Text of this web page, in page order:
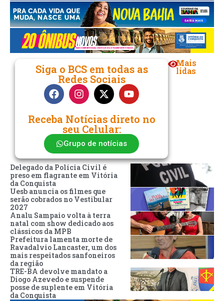
Siga o BCS em todas as
Redes Sociais
Receba Notícias direto no
seu Celular:
Grupo de notícias
Mais
lidas
Delegado da Polícia Civil é
preso em flagrante em Vitória
da Conquista
Uesb anuncia os filmes que
serão cobrados no Vestibular
2027
Analu Sampaio volta à terra
natal com show dedicado aos
clássicos da MPB
Prefeitura lamenta morte de
Ravadalvio Lancaster, um dos
mais respeitados sanfoneiros
da região
TRE-BA devolve mandato a
Diogo Azevedo e suspende
posse de suplente em Vitória
da Conquista